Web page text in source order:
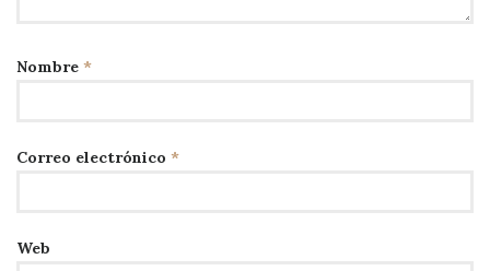
Nombre *
Correo electrónico *
Web